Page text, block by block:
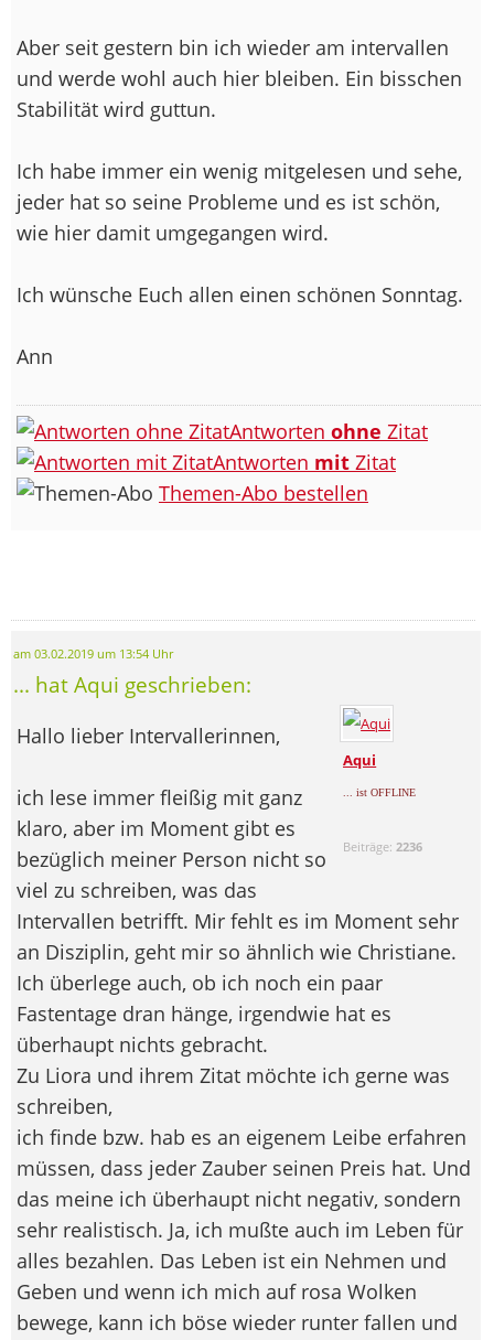
Aber seit gestern bin ich wieder am intervallen
und werde wohl auch hier bleiben. Ein bisschen
Stabilität wird guttun.
Ich habe immer ein wenig mitgelesen und sehe,
jeder hat so seine Probleme und es ist schön,
wie hier damit umgegangen wird.
Ich wünsche Euch allen einen schönen Sonntag.
Ann
Antworten ohne Zitat
Antworten mit Zitat
Themen-Abo bestellen
am 03.02.2019 um 13:54 Uhr
... hat Aqui geschrieben:
Aqui
... ist OFFLINE
Beiträge: 2236
Hallo lieber Intervallerinnen,
ich lese immer fleißig mit ganz
klaro, aber im Moment gibt es
bezüglich meiner Person nicht so
viel zu schreiben, was das
Intervallen betrifft. Mir fehlt es im Moment sehr
an Disziplin, geht mir so ähnlich wie Christiane.
Ich überlege auch, ob ich noch ein paar
Fastentage dran hänge, irgendwie hat es
überhaupt nichts gebracht.
Zu Liora und ihrem Zitat möchte ich gerne was
schreiben,
ich finde bzw. hab es an eigenem Leibe erfahren
müssen, dass jeder Zauber seinen Preis hat. Und
das meine ich überhaupt nicht negativ, sondern
sehr realistisch. Ja, ich mußte auch im Leben für
alles bezahlen. Das Leben ist ein Nehmen und
Geben und wenn ich mich auf rosa Wolken
bewege, kann ich böse wieder runter fallen und